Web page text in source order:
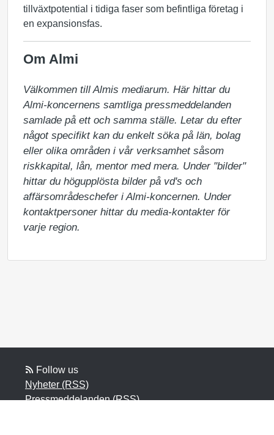
tillväxtpotential i tidiga faser som befintliga företag i
en expansionsfas.
Om Almi
Välkommen till Almis mediarum. Här hittar du
Almi-koncernens samtliga pressmeddelanden
samlade på ett och samma ställe. Letar du efter
något specifikt kan du enkelt söka på län, bolag
eller olika områden i vår verksamhet såsom
riskkapital, lån, mentor med mera. Under "bilder"
hittar du högupplösta bilder på vd's och
affärsområdeschefer i Almi-koncernen. Under
kontaktpersoner hittar du media-kontakter för
varje region.
Follow us
Nyheter (RSS)
Pressmeddelanden (RSS)